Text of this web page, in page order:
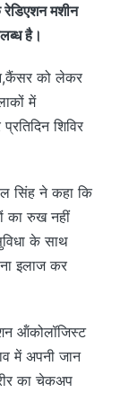
मशीन
है।
को लेकर
में
शिविर
सिंह ने कहा कि
का रुख नहीं
के साथ
इलाज कर
ऑंकोलॉजिस्ट
में अपनी जान
का चेकअप